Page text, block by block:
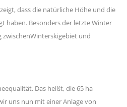
dass die natürliche Höhe und die
haben. Besonders der letzte Winter
zwischenWinterskigebiet und
Das heißt, die 65 ha
uns nun mit einer Anlage von